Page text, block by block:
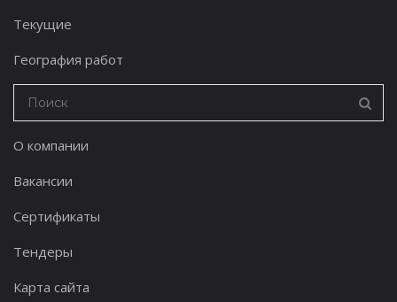
Текущие
География работ
О компании
Вакансии
Сертификаты
Тендеры
Карта сайта